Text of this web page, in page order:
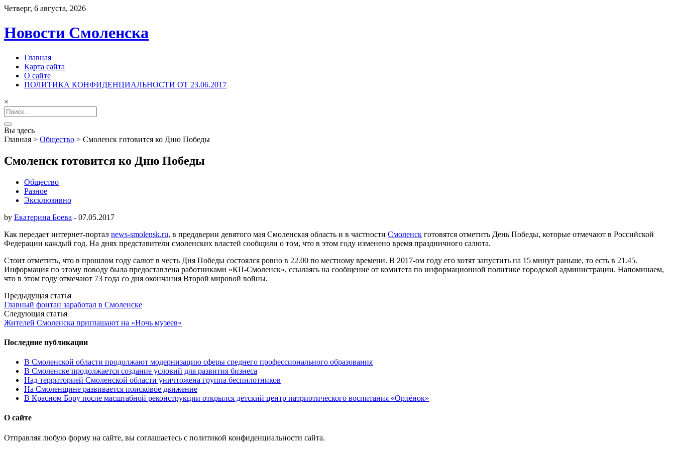
Четверг, 6 августа, 2026
Новости Смоленска
Главная
Карта сайта
О сайте
ПОЛИТИКА КОНФИДЕНЦИАЛЬНОСТИ ОТ 23.06.2017
×
Search
for:
Вы здесь
Главная > Общество > Смоленск готовится ко Дню Победы
Смоленск готовится ко Дню Победы
Общество
Разное
Эксклюзивно
by Екатерина Боева - 07.05.2017
Как передает интернет-портал news-smolensk.ru, в преддверии девятого мая Смоленская область и в частности Смоленск готовятся отметить День Победы, которые отмечают в Российской
Федерации каждый год. На днях представители смоленских властей сообщили о том, что в этом году изменено время праздничного салюта.
Стоит отметить, что в прошлом году салют в честь Дня Победы состоялся ровно в 22.00 по местному времени. В 2017-ом году его хотят запустить на 15 минут раньше, то есть в 21.45.
Информация по этому поводу была предоставлена работниками «КП-Смоленск», ссылаясь на сообщение от комитета по информационной политике городской администрации. Напоминаем,
что в этом году отмечают 73 года со дня окончания Второй мировой войны.
Post
navigation
Предыдущая статья
Главный фонтан заработал в Смоленске
Следующая статья
Жителей Смоленска приглашают на «Ночь музеев»
Последние публикации
В Смоленской области продолжают модернизацию сферы среднего профессионального образования
В Смоленске продолжается создание условий для развития бизнеса
Над территорией Смоленской области уничтожена группа беспилотников
На Смоленщине развивается поисковое движение
В Красном Бору после масштабной реконструкции открылся детский центр патриотического воспитания «Орлёнок»
О сайте
Отправляя любую форму на сайте, вы соглашаетесь с политикой конфиденциальности сайта.